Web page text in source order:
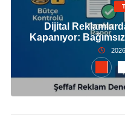
Dijital
Kapanıyor: